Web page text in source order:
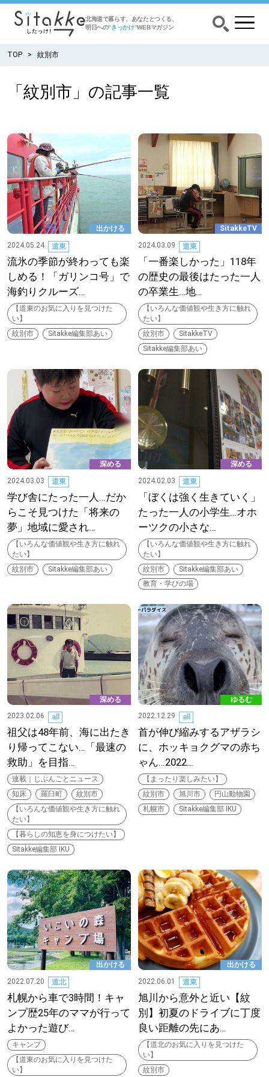
北海道で暮らす、あなたとつくる、
明日への”きっかけ”WEBマガジン
北海道で暮らす、あなたとつくる、
明日への”きっかけ”WEBマガジン
食べる
出かける
暮らす
みがく
育む
深める
ゆるむ
LOCAL ローカルエリア
札幌
道北
道南
道東
KEYWORD キーワード
Sitakke編集部あい
【いろんな価値観や生き方に触れたい】
Sitakke編集部 IKU 【まったり楽しみたい】
【暮らしの知恵を身につけたい】 札幌市
【札幌のお気に入りを見つけたい】
【道央のお気に入りを見つけたい】
【道北のお気に入りを見つけたい】
【道東のお気に入りを見つけたい】
TOP 紋別市
「紋別市」の記事一覧
出かける
2024.05.24
道東
流氷の季節が終わっても楽
しめる！「ガリンコ号」で
海釣りクルーズ…
【道東のお気に入りを見つけた
い】
紋別市
Sitakke編集部あい
SitakkeTV
2024.03.09
道東
「一番楽しかった」118年
の歴史の最後はたった一人
の卒業生…地…
【いろんな価値観や生き方に触れ
たい】
紋別市
SitakkeTV
Sitakke編集部あい
深める
2024.03.03
道東
学び舎にたった一人…だか
らこそ見つけた「将来の
夢」地域に愛され…
【いろんな価値観や生き方に触れ
たい】
紋別市
Sitakke編集部あい
深める
2024.02.03
道東
「ぼくは強く生きていく」
たった一人の小学生…オホ
ーツクの小さな…
【いろんな価値観や生き方に触れ
たい】
紋別市
Sitakke編集部あい
教育・学びの場
深める
2023.02.06
all
祖父は48年前、海に出たき
り帰ってこない…「最速の
救助」を目指…
連載｜じぶんごとニュース
知床
羅臼町
紋別市
【いろんな価値観や生き方に触れ
たい】
【暮らしの知恵を身につけたい】
Sitakke編集部 IKU
ゆるむ
2022.12.29
all
首が伸び縮みするアザラシ
に、ホッキョクグマの赤ち
ゃん…2022…
【まったり楽しみたい】
紋別市
旭川市
円山動物園
札幌市
Sitakke編集部 IKU
出かける
2022.07.20
道北
札幌から車で3時間！キャ
ンプ歴25年のママが行って
よかった遊び…
キャンプ
【道東のお気に入りを見つけた
い】
出かける
2022.06.01
道東
旭川から意外と近い【紋
別】初夏のドライブに丁度
良い距離の先にあ…
【道北のお気に入りを見つけた
い】
紋別市